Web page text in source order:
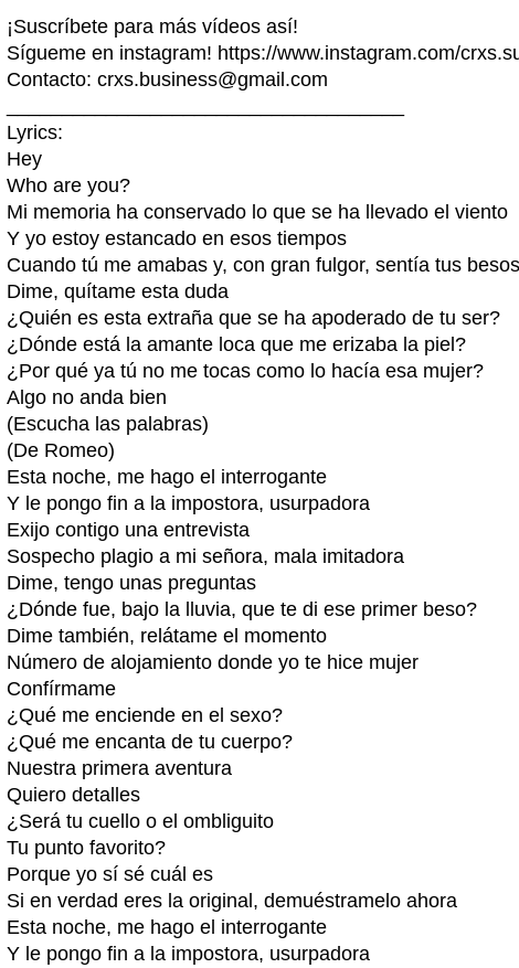
¡Suscríbete para más vídeos así!
Sígueme en instagram! https://www.instagram.com/
Contacto: crxs.business@gmail.com
Lyrics:
Hey
Who are you?
Mi memoria ha conservado lo que se ha llevado el viento
Y yo estoy estancado en esos tiempos
Cuando tú me amabas y, con gran fulgor, sentía tus besos
Dime, quítame esta duda
¿Quién es esta extraña que se ha apoderado de tu ser?
¿Dónde está la amante loca que me erizaba la piel?
¿Por qué ya tú no me tocas como lo hacía esa mujer?
Algo no anda bien
(Escucha las palabras)
(De Romeo)
Esta noche, me hago el interrogante
Y le pongo fin a la impostora, usurpadora
Exijo contigo una entrevista
Sospecho plagio a mi señora, mala imitadora
Dime, tengo unas preguntas
¿Dónde fue, bajo la lluvia, que te di ese primer beso?
Dime también, relátame el momento
Número de alojamiento donde yo te hice mujer
Confírmame
¿Qué me enciende en el sexo?
¿Qué me encanta de tu cuerpo?
Nuestra primera aventura
Quiero detalles
¿Será tu cuello o el ombliguito
Tu punto favorito?
Porque yo sí sé cuál es
Si en verdad eres la original, demuéstramelo ahora
Esta noche, me hago el interrogante
Y le pongo fin a la impostora, usurpadora